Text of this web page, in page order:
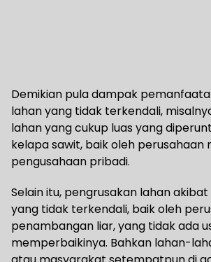
Demikian pula dampak
lahan yang tidak terkendali,
lahan yang cukup luas yang
kelapa sawit, baik oleh perusahaan
pengusahaan pribadi.
Selain itu, pengrusakan lahan
yang tidak terkendali, baik oleh
penambangan liar, yang tidak ada
memperbaikinya. Bahkan lahan-